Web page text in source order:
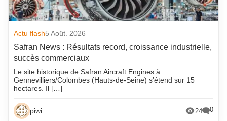
Actu flash5 Août. 2026
Safran News : Résultats record, croissance industrielle,
succès commerciaux
Le site historique de Safran Aircraft Engines à
Gennevilliers/Colombes (Hauts-de-Seine) s’étend sur 15
hectares. Il […]
piwi 24 0